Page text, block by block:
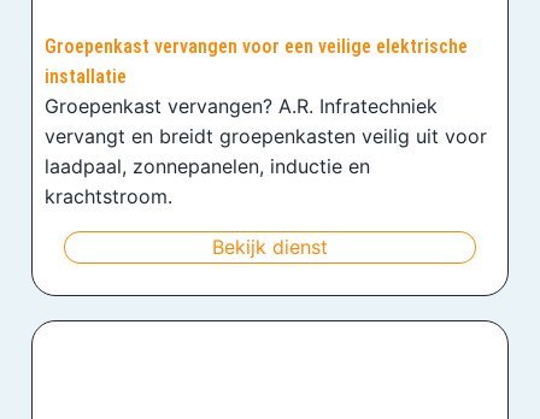
Groepenkast vervangen voor een veilige elektrische
installatie
Groepenkast vervangen? A.R. Infratechniek
vervangt en breidt groepenkasten veilig uit voor
laadpaal, zonnepanelen, inductie en
krachtstroom.
Bekijk dienst